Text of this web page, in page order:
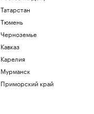
Татарстан
Тюмень
Черноземье
Кавказ
Карелия
Мурманск
Приморский край